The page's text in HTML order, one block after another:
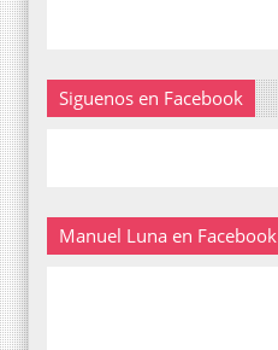
Siguenos en Facebook
Manuel Luna en Facebook